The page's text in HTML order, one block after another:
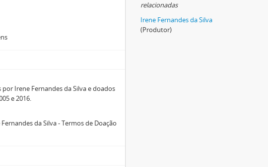
Irene Fernandes da Silva e doados
e 2016.
da Silva - Termos de Doação
relacionadas
Irene Fernandes da Silva
(Produtor)